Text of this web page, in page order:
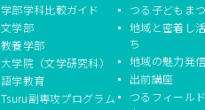
学部学科比較ガイド
文学部
教養学部
大学院（文学研究科）
語学教育
Tsuru副専攻プログラム
つる子どもま
地域と密着し
ち
地域の魅力発
出前講座
つるフィール